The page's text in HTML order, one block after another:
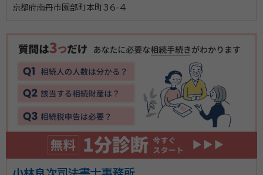
柏木行政書士
柏木行政書士事務所 代表行政書士（2021年6月
成人から相続まで、何でもご相談ください。 じっくりと
お話を聞かせていただき、最適の解を提供、最善・最良
行政書士、ファイナンシャルプランナー、身元保証相談士、
国際行政書士（申請取次士）
所属団体：京都府行政書士会、一般社団法人身元保証相談士協会、
一般社団法人いきいきライフ協会平安、一般社団法人和
京都府南丹市園部町本町36-4